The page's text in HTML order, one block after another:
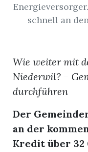
schnell an
Wie weiter mit
Niederwil? –
durchführen
Der
an der
Kredit über 32